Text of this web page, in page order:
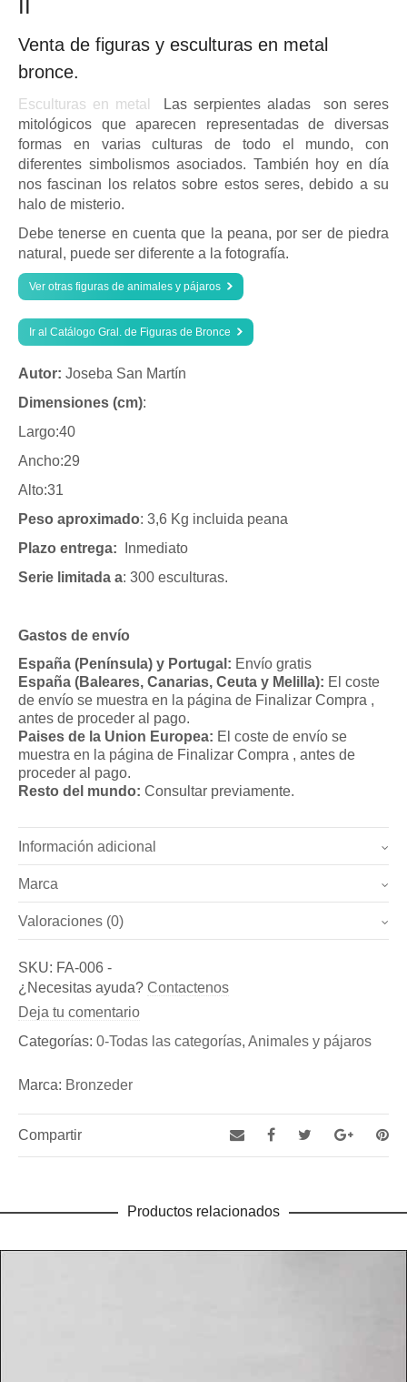
II
Venta de figuras y esculturas en metal
bronce.
Esculturas en metal
Las serpientes aladas son seres
mitológicos que aparecen representadas de diversas
formas en varias culturas de todo el mundo, con
diferentes simbolismos asociados. También hoy en día
nos fascinan los relatos sobre estos seres, debido a su
halo de misterio.
Debe tenerse en cuenta que la peana, por ser de piedra
natural, puede ser diferente a la fotografía.
Ver otras figuras de animales y pájaros
Ir al Catálogo Gral. de Figuras de Bronce
Autor: Joseba San Martín
Dimensiones (cm):
Largo:40
Ancho:29
Alto:31
Peso aproximado: 3,6 Kg incluida peana
Plazo entrega:
Inmediato
Serie limitada a: 300 esculturas.
Gastos de envío
España (Península) y Portugal: Envío gratis
España (Baleares, Canarias, Ceuta y Melilla): El coste
de envío se muestra en la página de Finalizar Compra ,
antes de proceder al pago.
Paises de la Union Europea: El coste de envío se
muestra en la página de Finalizar Compra , antes de
proceder al pago.
Resto del mundo: Consultar previamente.
Información adicional
Peso
Dimensiones 40 × 29 × 31 cm
Marca
Marca
Bronzeder
Fundicion de Figuras de bronce y esculturas, así como
de Aldabas y Pomos de bronce para puertas exteriores
Valoraciones (0)
Sé el primero en valorar “Figuras decorativas de bronce –
“Serpiente alada II” (Ref.: FA-006)”
SKU: FA-006 -
¿Necesitas ayuda? Contactenos
Deja tu comentario
Categorías: 0-Todas las categorías, Animales y pájaros
Marca: Bronzeder
Compartir
Productos relacionados